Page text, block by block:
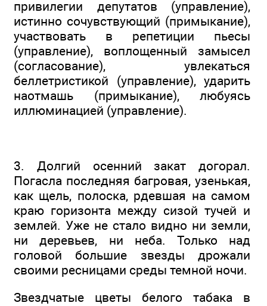
привилегии депутатов (управление),
истинно сочувствующий (примыкание),
участвовать в репетиции пьесы
(управление), воплощенный замысел
(согласование), увлекаться
беллетристикой (управление), ударить
наотмашь (примыкание), любуясь
иллюминацией (управление).
3. Долгий осенний закат догорал.
Погасла последняя багровая, узенькая,
как щель, полоска, рдевшая на самом
краю горизонта между сизой тучей и
землей. Уже не стало видно ни земли,
ни деревьев, ни неба. Только над
головой большие звезды дрожали
своими ресницами среды темной ночи.
Звездчатые цветы белого табака в